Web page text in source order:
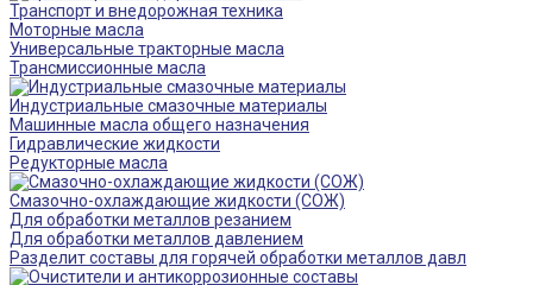
Транспорт и внедорожная техника
Моторные масла
Универсальные тракторные масла
Трансмиссионные масла
Индустриальные смазочные материалы
Машинные масла общего назначения
Гидравлические жидкости
Редукторные масла
Смазочно-охлаждающие жидкости (СОЖ)
Для обработки металлов резанием
Для обработки металлов давлением
Разделит составы для горячей обработки металлов давл